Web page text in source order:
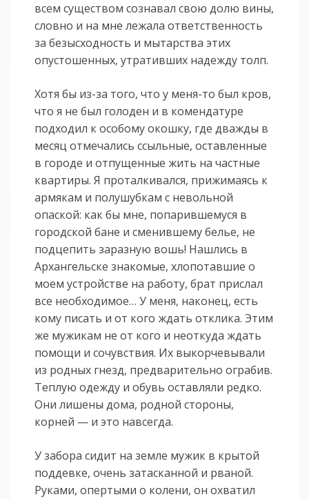
всем существом сознавал свою долю вины,
словно и на мне лежала ответственность
за безысходность и мытарства этих
опустошенных, утративших надежду толп.
Хотя бы из-за того, что у меня-то был кров,
что я не был голоден и в комендатуре
подходил к особому окошку, где дважды в
месяц отмечались ссыльные, оставленные
в городе и отпущенные жить на частные
квартиры. Я проталкивался, прижимаясь к
армякам и полушубкам с невольной
опаской: как бы мне, попарившемуся в
городской бане и сменившему белье, не
подцепить заразную вошь! Нашлись в
Архангельске знакомые, хлопотавшие о
моем устройстве на работу, брат прислал
все необходимое… У меня, наконец, есть
кому писать и от кого ждать отклика. Этим
же мужикам не от кого и неоткуда ждать
помощи и сочувствия. Их выкорчевывали
из родных гнезд, предварительно ограбив.
Теплую одежду и обувь оставляли редко.
Они лишены дома, родной стороны,
корней — и это навсегда.
У забора сидит на земле мужик в крытой
поддевке, очень затасканной и рваной.
Руками, опертыми о колени, он охватил